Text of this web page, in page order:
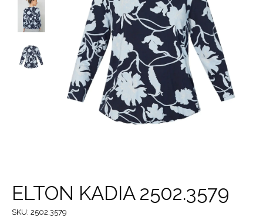
ELTON KADIA 2502.3579
SKU: 2502.3579